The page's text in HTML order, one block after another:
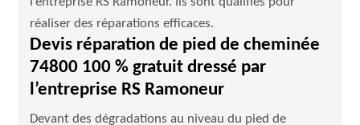
réaliser des réparations efficaces.
Devis réparation de pied de cheminée
74800 100 % gratuit dressé par
l’entreprise RS Ramoneur
Devant des dégradations au niveau du pied de